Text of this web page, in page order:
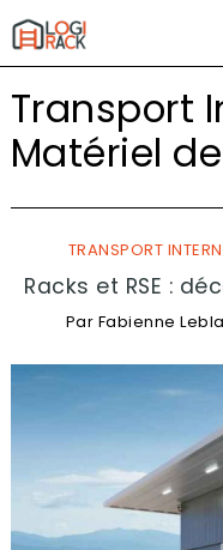
Transport
Matériel
TRANSPORT
Racks et RSE :
Par Fabienne